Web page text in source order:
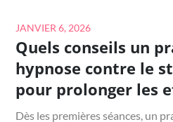
SPORTIFS
?
Posted
on
JANVIER 6, 2026
Quels conseils un
hypnose contre le
pour prolonger les
Dès les premières séances, un